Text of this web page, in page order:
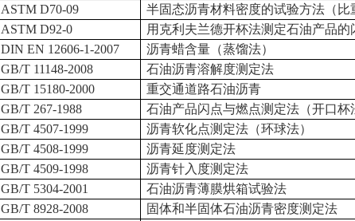
ASTM D70-09
半固态沥青材料密度的试验方法（比
ASTM D92-0
用克利夫兰德开杯法测定石油产品
DIN EN 12606-1-2007
沥青蜡含量（蒸馏法）
GB/T 11148-2008
石油沥青溶解度测定法
GB/T 15180-2000
重交通道路石油沥青
GB/T 267-1988
石油产品闪点与燃点测定法（开口杯
GB/T 4507-1999
沥青软化点测定法（环球法）
GB/T 4508-1999
沥青延度测定法
GB/T 4509-1998
沥青针入度测定法
GB/T 5304-2001
石油沥青薄膜烘箱试验法
GB/T 8928-2008
固体和半固体石油沥青密度测定法